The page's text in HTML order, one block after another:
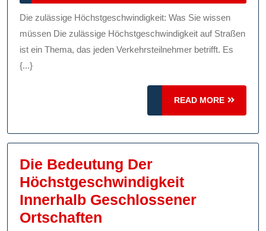
Der
Zulässigen
Straßenverkehr
2025
Die zulässige Höchstgeschwindigkeit: Was Sie wissen
müssen Die zulässige Höchstgeschwindigkeit auf Straßen
ist ein Thema, das jeden Verkehrsteilnehmer betrifft. Es
{...}
READ MORE
READ
MORE
Die Bedeutung Der
Höchstgeschwindigkeit
Innerhalb Geschlossener
Ortschaften